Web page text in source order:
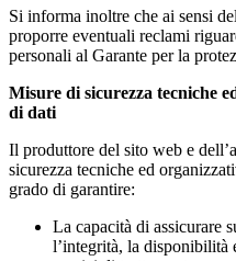
Si informa inoltre che ai sensi
proporre eventuali reclami
personali al Garante per la
Misure di sicurezza tecniche
di dati
Il produttore del sito web e
sicurezza tecniche ed
grado di garantire:
La capacità di assicurare
l’integrità, la disponibilità